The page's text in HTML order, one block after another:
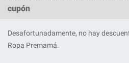
cupón
Desafortunadamente, no hay
Ropa Premamá.